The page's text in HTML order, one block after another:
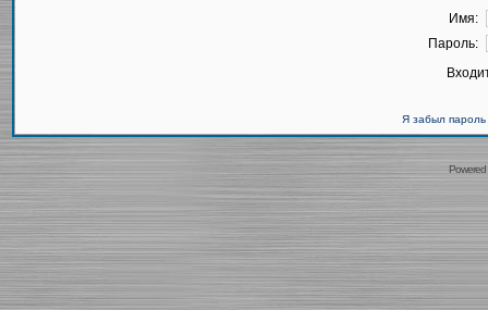
Имя:
Пароль:
Я забыл пароль